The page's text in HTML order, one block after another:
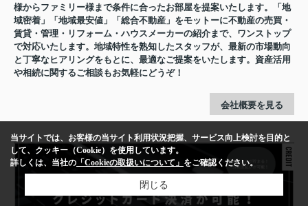
様からファミリー様まで条件に合ったお部屋を提案いたします。「地
域密着」「地域最安値」「総合不動産」をモットーに不動産の売買・
賃貸・管理・リフォーム・ハウスメーカーの紹介まで、ワンストップ
で対応いたします。地域特性を熟知したスタッフが、最新の市場動向
と丁寧なヒアリングをもとに、最適なご提案をいたします。資産活用
や相続に関するご相談もお気軽にどうぞ！
会社概要を見る
当サイトでは、お客様の当サイト利用状況把握、サービス向上検討を目的と
して、クッキー（Cookie）を使用しています。
詳しくは、当社の 「Cookieの取扱いについて」 をご確認ください。
閉じる